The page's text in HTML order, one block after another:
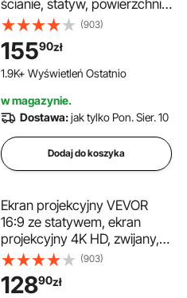
ścianie, statyw, powierzchnia
projekcyjna 227 x 127 cm,
zwijany, kąt widzenia 160
stopni, ekran o regulowanej
wysokości 200-250 cm,
i kina domowego
(903)
15590zł
1.9K+ Wyświetleń Ostatnio
w magazynie.
Dostawa:jak tylko Pon. Sier. 10
Dodaj do koszyka
Ekran projekcyjny VEVOR
16:9 ze statywem, ekran
projekcyjny 4K HD, zwijany,
powierzchnia projekcyjna
133x76 cm, ściana
prezentacyjna, regulowana
(903)
12890zł